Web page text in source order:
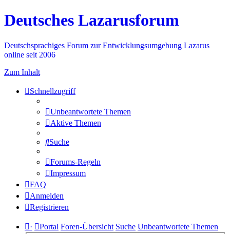
Deutsches Lazarusforum
Deutschsprachiges Forum zur Entwicklungsumgebung Lazarus
online seit 2006
Zum Inhalt
Schnellzugriff
Unbeantwortete Themen
Aktive Themen
Suche
Forums-Regeln
Impressum
FAQ
Anmelden
Registrieren
· Portal Foren-Übersicht Suche Unbeantwortete Themen